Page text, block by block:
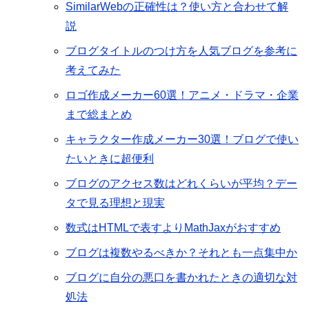
SimilarWebの正確性は？使い方と合わせて解
説
ブログタイトルのつけ方を人気ブログを参考に
考えてみた
ロゴ作成メーカー60選！アニメ・ドラマ・企業
まで総まとめ
キャラクター作成メーカー30選！ブログで使い
たいときに超便利
ブログのアクセス数はどれくらいが平均？デー
タで見る理想と現実
数式はHTMLで表すよりMathJaxがおすすめ
ブログは複数やるべきか？それとも一点集中か
ブログに自分の悪口を書かれたときの適切な対
処法